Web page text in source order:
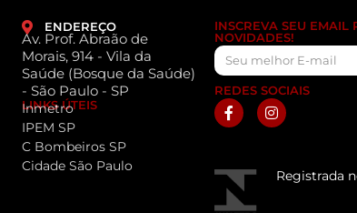
ENDEREÇO
Av. Prof. Abraão de
Morais, 914 - Vila da
Saúde (Bosque da Saúde)
- São Paulo - SP
LINKS ÚTEIS
Inmetro
IPEM SP
C Bombeiros SP
Cidade São Paulo
INSCREVA SEU EMAIL
NOVIDADES!
REDES SOCIAIS
Registrada